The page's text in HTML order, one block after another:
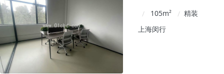
/ 105m² / 精装
上海闵行